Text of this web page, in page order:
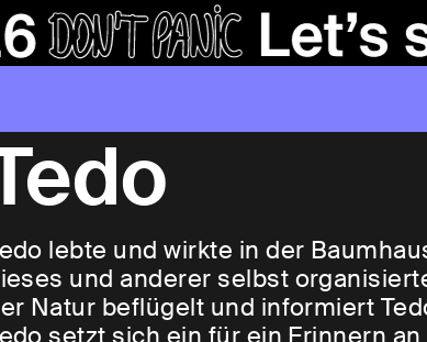
lebte und wirkte in der
und anderer selbst
Natur beflügelt und informiert